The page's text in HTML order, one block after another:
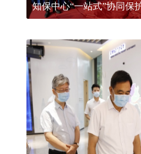
知保中心“一站式”协同保